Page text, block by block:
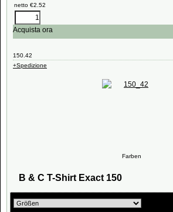
netto €2.52
Acquista ora
150.42
+Spedizione
Farben
B & C T-Shirt Exact 150